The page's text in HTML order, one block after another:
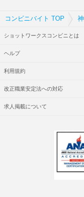
コンビニバイト TOP
ショットワークスコンビニとは
ヘルプ
利用規約
改正職業安定法への対応
求人掲載について